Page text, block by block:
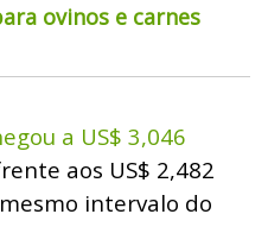
ovinos e carnes
a US$ 3,046
aos US$ 2,482
intervalo do